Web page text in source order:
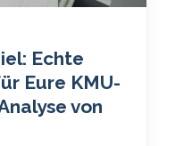
Echte
Eure KMU-
von